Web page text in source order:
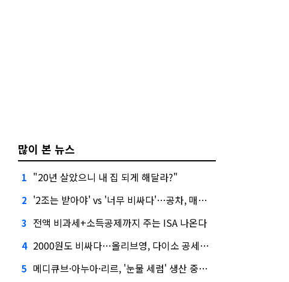
많이 본 뉴스
1 "20년 살았으니 내 집 되게 해달라?"
2 '2조는 받아야' vs '너무 비싸다'…공차, 매각 성공할까
3 전액 비과세+소득공제까지 주는 ISA 나온다
4 2000원도 비싸다…올리브영, 다이소 공세에 '가성비'로 맞불
5 메디큐브·아누아·리르, '눈물 세럼' 생산 중단한다